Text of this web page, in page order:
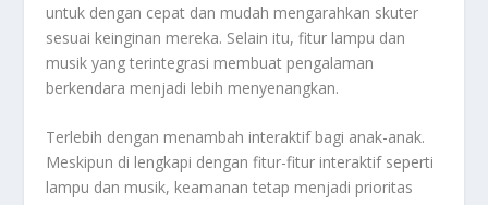
untuk dengan cepat dan mudah mengarahkan skuter
sesuai keinginan mereka. Selain itu, fitur lampu dan
musik yang terintegrasi membuat pengalaman
berkendara menjadi lebih menyenangkan.
Terlebih dengan menambah interaktif bagi anak-anak.
Meskipun di lengkapi dengan fitur-fitur interaktif seperti
lampu dan musik, keamanan tetap menjadi prioritas